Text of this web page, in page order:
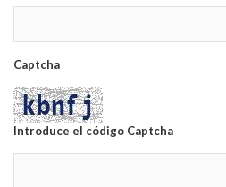
Captcha
Introduce el código Captcha